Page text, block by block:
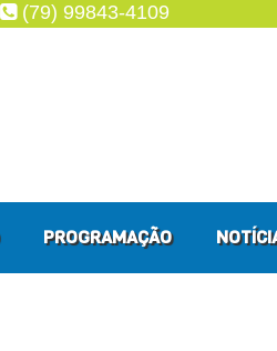
(79) 99843-4109
PROGRAMAÇÃO